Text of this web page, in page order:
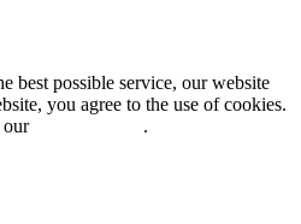
best possible service, our website
you agree to the use of cookies.
our
.